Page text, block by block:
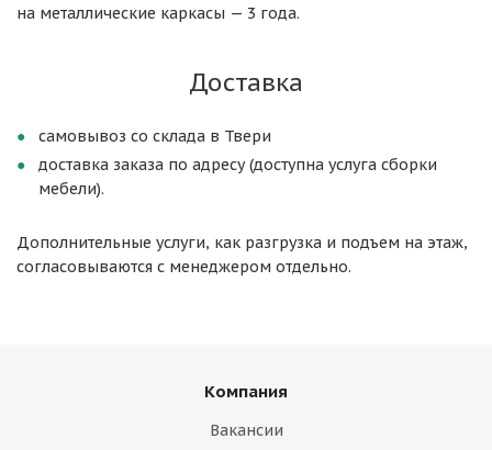
на металлические каркасы — 3 года.
Доставка
самовывоз со склада в Твери
доставка заказа по адресу (доступна услуга сборки
мебели).
Дополнительные услуги, как разгрузка и подъем на этаж,
согласовываются с менеджером отдельно.
Компания
Вакансии